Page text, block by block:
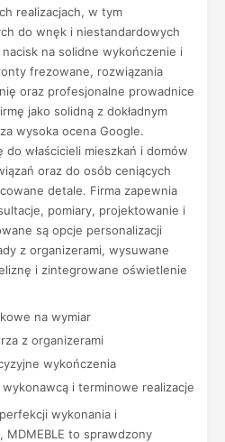
realizacjach, w tym
do wnęk i niestandardowych
na solidne wykończenie i
frezowane, rozwiązania
oraz profesjonalne prowadnice
jako solidną z dokładnym
wysoka ocena Google.
do właścicieli mieszkań i domów
oraz do osób ceniących
detale. Firma zapewnia
pomiary, projektowanie i
są opcje personalizacji
z organizerami, wysuwane
i zintegrowane oświetlenie
na wymiar
z organizerami
wykończenia
i terminowe realizacje
wykonania i
MDMEBLE to sprawdzony